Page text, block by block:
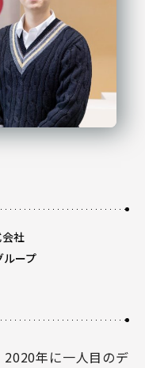
社
ループ
年に一人目のデ